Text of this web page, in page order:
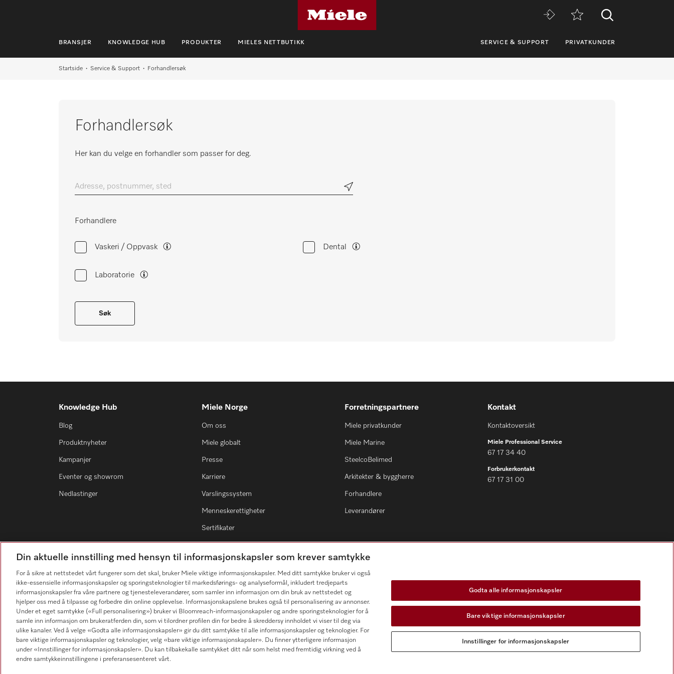
BRANSJER KNOWLEDGE HUB PRODUKTER MIELES NETTBUTIKK SERVICE & SUPPORT PRIVATKUNDER
BRANSJER
MIELES NETTBUTIKK
SERVICE & SUPPORT
Miele MOVE
Startside Service & Support Forhandlersøk
Forhandlersøk
Her kan du velge en forhandler som passer for deg.
Adresse, postnummer, sted
Forhandlere
Vaskeri / Oppvask Dental
Laboratorie
Søk
Knowledge Hub
Blog
Produktnyheter
Kampanjer
Eventer og showrom
Nedlastinger
Miele Norge
Om oss
Miele globalt
Presse
Karriere
Varslingssystem
Menneskerettigheter
Sertifikater
Forretningspartnere
Miele privatkunder
Miele Marine
SteelcoBelimed
Arkitekter & byggherre
Forhandlere
Leverandører
Kontakt
Kontaktoversikt
Miele Professional Service
67 17 34 40
Forbrukerkontakt
67 17 31 00
Forhandlersøk Følg Miele Professional
Din aktuelle innstilling med hensyn til informasjonskapsler som krever samtykke
For å sikre at nettstedet vårt fungerer som det skal, bruker Miele viktige informasjonskapsler. Med ditt samtykke bruker vi også
ikke-essensielle informasjonskapsler og sporingsteknologier til markedsførings- og analyseformål, inkludert tredjeparts
informasjonskapsler fra våre partnere og tjenesteleverandører, som samler inn informasjon om din bruk av nettstedet og
hjelper oss med å tilpasse og forbedre din online opplevelse. Informasjonskapslene brukes også til personalisering av annonser.
Under et eget samtykke («Full personalisering») bruker vi Bloomreach-informasjonskapsler og andre sporingsteknologier for å
samle inn informasjon om brukeratferden din, som vi tilordner profilen din for bedre å skreddersy innholdet vi viser til deg via
ulike kanaler. Ved å velge «Godta alle informasjonskapsler» gir du ditt samtykke til alle informasjonskapsler og teknologier. For
bare viktige informasjonskapsler og teknologier, velg «bare viktige informasjonskapsler». Du finner ytterligere informasjon
under «Innstillinger for informasjonskapsler». Du kan tilbakekalle samtykket ditt når som helst med fremtidig virkning ved å
endre samtykkeinnstillingene i preferansesenteret vårt.
Godta alle informasjonskapsler
Bare viktige informasjonskapsler
Innstillinger for informasjonskapsler